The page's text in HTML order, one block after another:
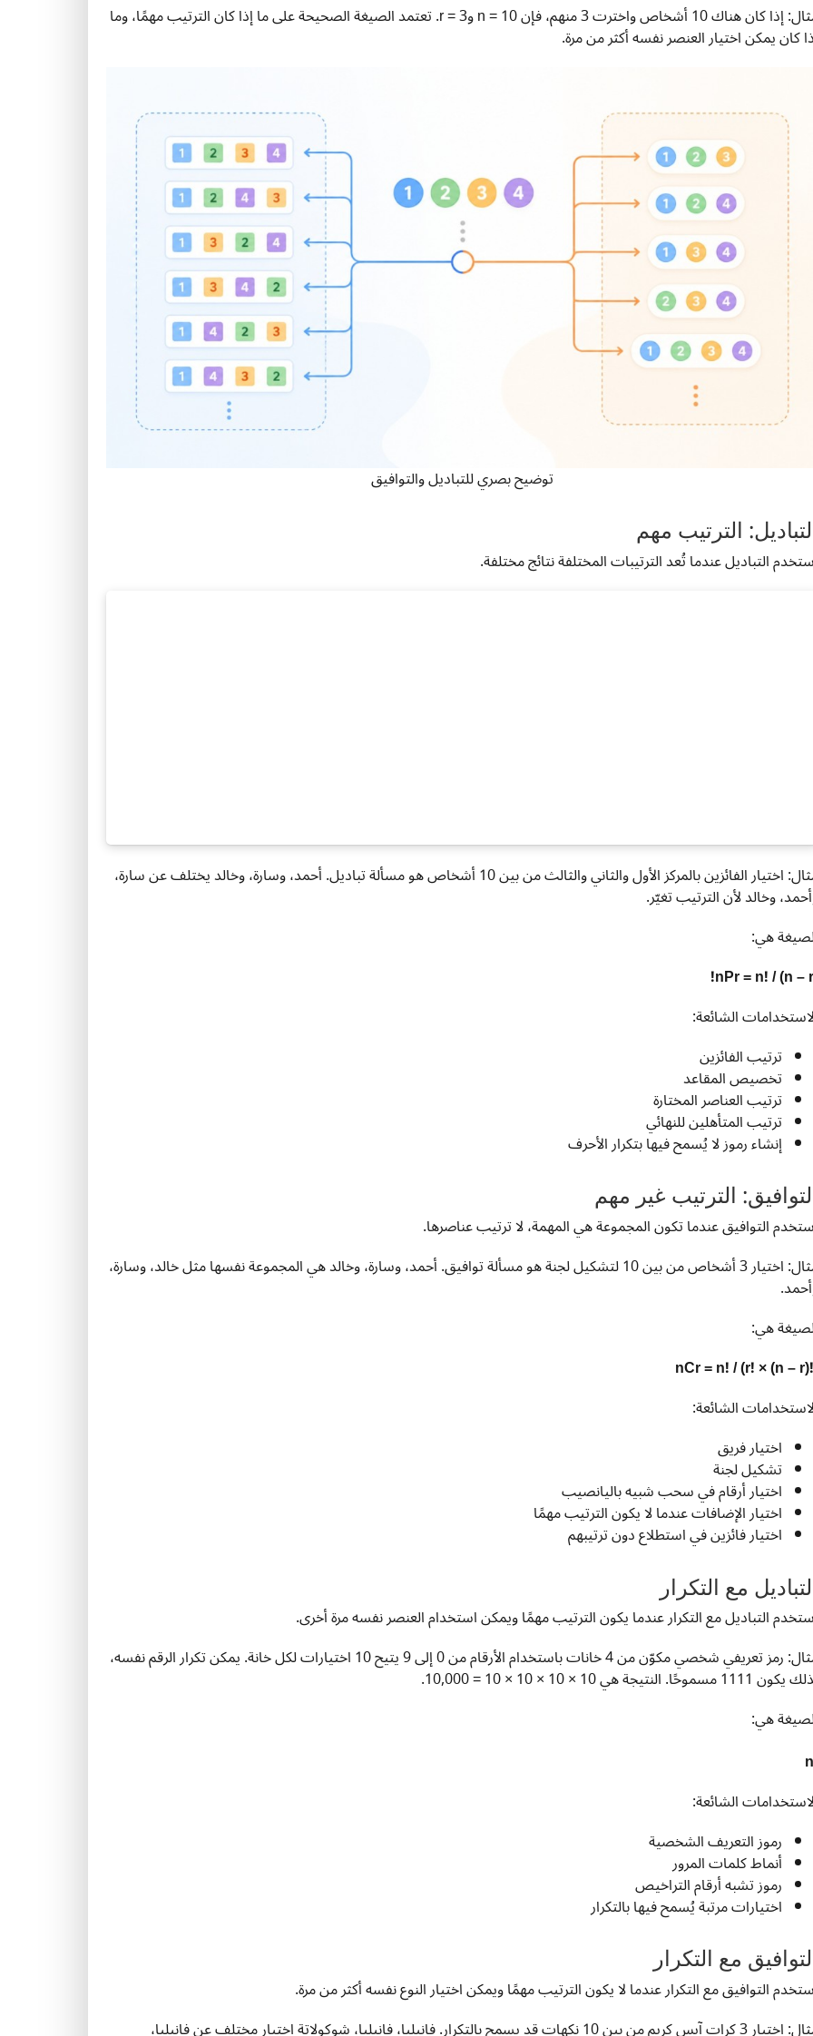
مثال: إذا كان هناك 10 أشخاص واخترت 3 منهم، فإن n = 10 وr = 3. تعتمد الصيغة الصحيحة على ما إذا كان الترتيب مهمًا، وما
كان يمكن اختيار العنصر نفسه أكثر من مرة.
توضيح بصري للتباديل والتوافيق
الترتيب مهم
التباديل عندما تُعد الترتيبات المختلفة نتائج مختلفة.
مثال: اختيار الفائزين بالمركز الأول والثاني والثالث من بين 10 أشخاص هو مسألة تباديل. أحمد، وسارة، وخالد يختلف عن سارة،
وخالد لأن الترتيب تغيّر.
هي:
nPr = n! / (n –
الشائعة:
ترتيب الفائزين
تخصيص المقاعد
ترتيب العناصر المختارة
ترتيب المتأهلين للنهائي
إنشاء رموز لا يُسمح فيها بتكرار الأحرف
الترتيب غير مهم
التوافيق عندما تكون المجموعة هي المهمة، لا ترتيب عناصرها.
مثال: اختيار 3 أشخاص من بين 10 لتشكيل لجنة هو مسألة توافيق. أحمد، وسارة، وخالد هي المجموعة نفسها مثل خالد، وسارة،
هي:
nCr = n! / (r! × (n –
الشائعة:
اختيار فريق
تشكيل لجنة
اختيار أرقام في سحب شبيه باليانصيب
اختيار الإضافات عندما لا يكون الترتيب مهمًا
اختيار فائزين في استطلاع دون ترتيبهم
مع التكرار
التباديل مع التكرار عندما يكون الترتيب مهمًا ويمكن استخدام العنصر نفسه مرة أخرى.
مثال: رمز تعريفي شخصي مكوّن من 4 خانات باستخدام الأرقام من 0 إلى 9 يتيح 10 اختيارات لكل خانة. يمكن تكرار الرقم نفسه،
مسموحًا. النتيجة هي 10 × 10 × 10 × 10 = 10,000.
هي:
n
الشائعة:
رموز التعريف الشخصية
أنماط كلمات المرور
رموز تشبه أرقام التراخيص
اختيارات مرتبة يُسمح فيها بالتكرار
مع التكرار
التوافيق مع التكرار عندما لا يكون الترتيب مهمًا ويمكن اختيار النوع نفسه أكثر من مرة.
مثال: اختيار 3 كرات آيس كريم من بين 10 نكهات قد يسمح بالتكرار. فانيليا، فانيليا، شوكولاتة اختيار مختلف عن فانيليا،